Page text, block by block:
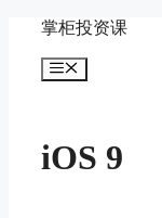
content
掌柜投资课
Menu
iOS 9